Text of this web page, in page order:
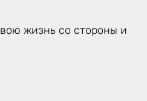
жизнь со стороны и